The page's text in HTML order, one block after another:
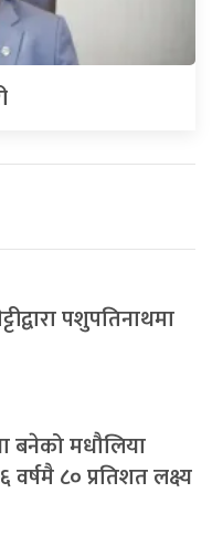
पशुपतिनाथमा
बनेको मधौलिया
वर्षमै ८० प्रतिशत लक्ष्य